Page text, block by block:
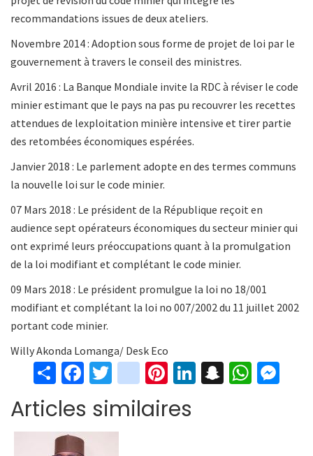
recommandations issues de deux ateliers.
Novembre 2014 : Adoption sous forme de projet de loi par le
gouvernement à travers le conseil des ministres.
Avril 2016 : La Banque Mondiale invite la RDC à réviser le code
minier estimant que le pays na pas pu recouvrer les recettes
attendues de lexploitation minière intensive et tirer partie
des retombées économiques espérées.
Janvier 2018 : Le parlement adopte en des termes communs
la nouvelle loi sur le code minier.
07 Mars 2018 : Le président de la République reçoit en
audience sept opérateurs économiques du secteur minier qui
ont exprimé leurs préoccupations quant à la promulgation
de la loi modifiant et complétant le code minier.
09 Mars 2018 : Le président promulgue la loi no 18/001
modifiant et complétant la loi no 007/2002 du 11 juillet 2002
portant code minier.
Willy Akonda Lomanga/ Desk Eco
S
h
ar
e
Fa
ce
b
o
T
wi
tt
er
in
st
ag
Pi
er
Li S W
Articles similaires